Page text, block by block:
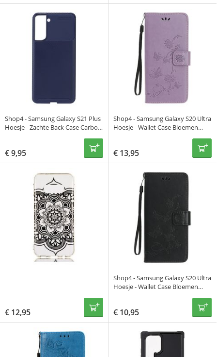
Shop4 - Samsung Galaxy S21 Plus
Hoesje - Zachte Back Case Carbon
€9,95
Shop4 - Samsung Galaxy S20 Ultra
Hoesje - Wallet Case Bloemen
€ 13,95
€ 12,95
Shop4 - Samsung Galaxy S20 Ultra
Hoesje - Wallet Case Bloemen
€ 10,95